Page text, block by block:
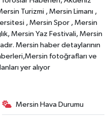
Turizmi , Mersin Limanı ,
, Mersin Spor , Mersin
Mersin Yaz Festivali, Mersin
Mersin haber detaylarının
fotoğrafları ve
yer alıyor
Mersin Hava Durumu